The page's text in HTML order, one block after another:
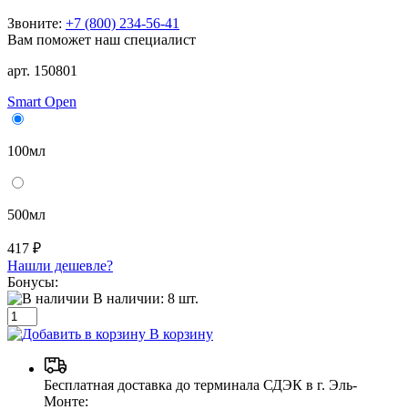
Звоните: +7 (800) 234-56-41
Вам поможет наш специалист
арт. 150801
Smart Open
100мл
500мл
417 ₽
Нашли дешевле?
Бонусы:
В наличии: 8 шт.
В корзину
Бесплатная доставка до терминала СДЭК в г. Эль-
Монте: